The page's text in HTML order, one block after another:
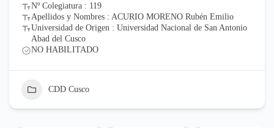
Nº Colegiatura : 119
Apellidos y Nombres : ACURIO MORENO Rubén Emilio
Universidad de Origen : Universidad Nacional de San Antonio
Abad del Cusco
NO HABILITADO
CDD Cusco